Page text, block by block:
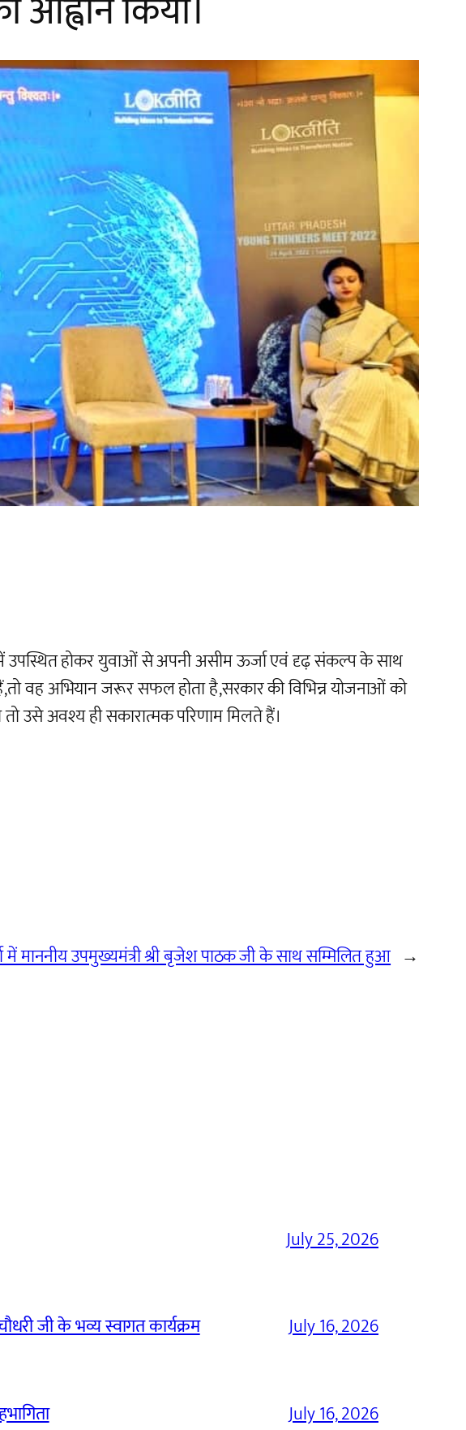
उपस्थित होकर युवाओं से अपनी असीम ऊर्जा एवं दृढ़ संकल्प के साथ
वह अभियान जरूर सफल होता है,सरकार की विभिन्न योजनाओं को
उसे अवश्य ही सकारात्मक परिणाम मिलते हैं।
में माननीय उपमुख्यमंत्री श्री बृजेश पाठक जी के साथ सम्मिलित हुआ →
July 25, 2026
जी के भव्य स्वागत कार्यक्रम July 16, 2026
July 16, 2026